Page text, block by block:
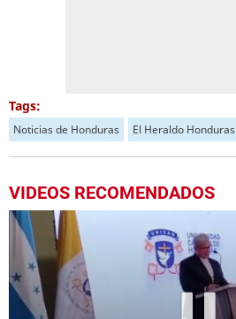
Tags:
Noticias de Honduras El Heraldo Honduras
VIDEOS RECOMENDADOS